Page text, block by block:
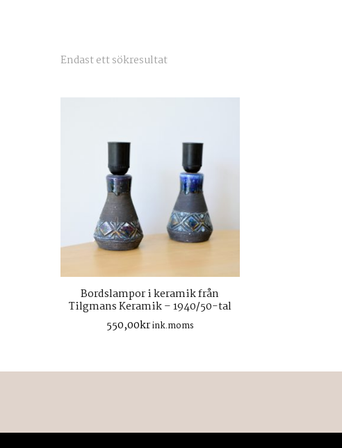
Endast ett sökresultat
Bordslampor i keramik från
Tilgmans Keramik – 1940/50-tal
550,00krink.moms